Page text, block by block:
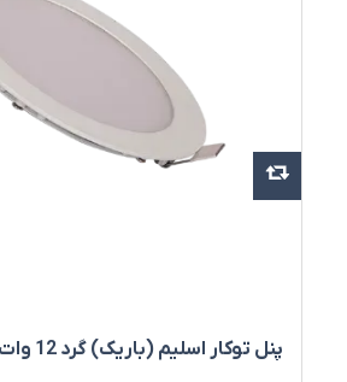
پنل توکار اسليم (باريک) گرد 12 وات (مدل میترا)